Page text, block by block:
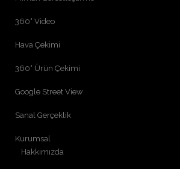
360° Video
Hava Çekimi
360° Ürün Çekimi
Google Street View
Sanal Gerçeklik
Kurumsal
Hakkımızda